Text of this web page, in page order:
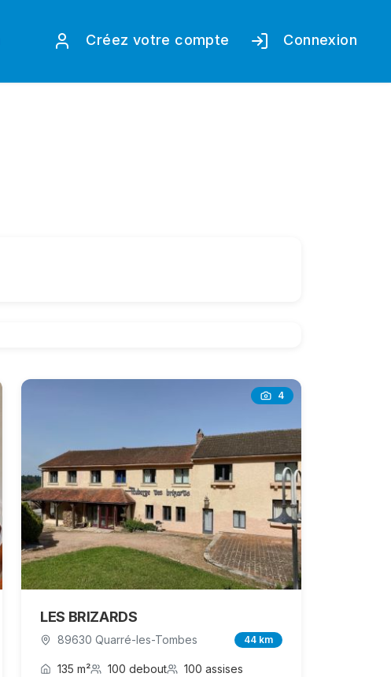
Créez votre compte Connexion
4
LES BRIZARDS
89630 Quarré-les-Tombes 44 km
135 m² 100 debout 100 assises